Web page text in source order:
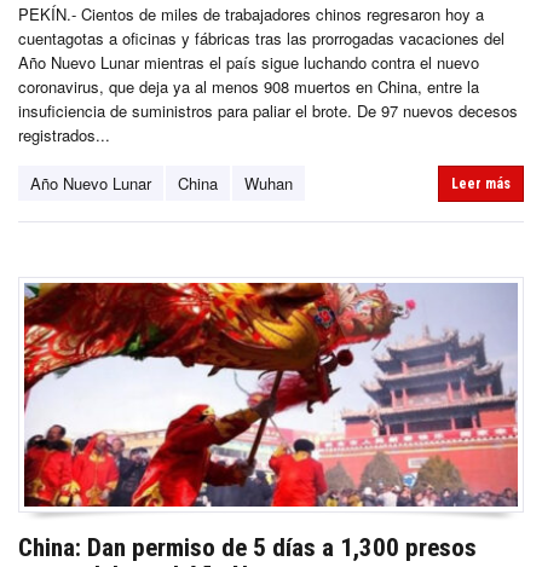
PEKÍN.- Cientos de miles de trabajadores chinos regresaron hoy a
cuentagotas a oficinas y fábricas tras las prorrogadas vacaciones del
Año Nuevo Lunar mientras el país sigue luchando contra el nuevo
coronavirus, que deja ya al menos 908 muertos en China, entre la
insuficiencia de suministros para paliar el brote. De 97 nuevos decesos
registrados...
Año Nuevo Lunar China Wuhan Leer más
China: Dan permiso de 5 días a 1,300 presos